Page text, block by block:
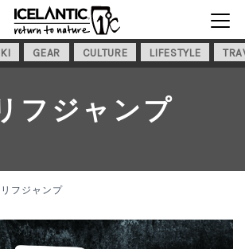
GEAR CULTURE LIFESTYLE
フジャンプ
フジャンプ